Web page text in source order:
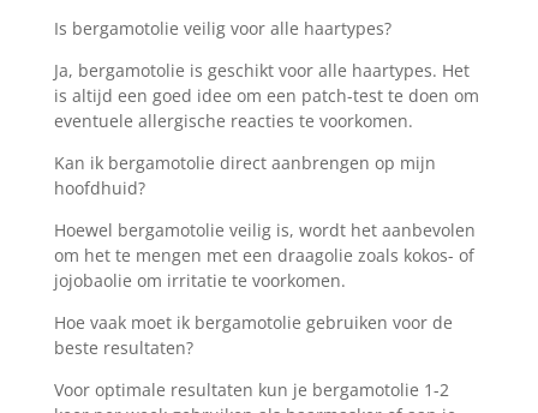
Is bergamotolie veilig voor alle haartypes?
Ja, bergamotolie is geschikt voor alle haartypes. Het
is altijd een goed idee om een patch-test te doen om
eventuele allergische reacties te voorkomen.
Kan ik bergamotolie direct aanbrengen op mijn
hoofdhuid?
Hoewel bergamotolie veilig is, wordt het aanbevolen
om het te mengen met een draagolie zoals kokos- of
jojobaolie om irritatie te voorkomen.
Hoe vaak moet ik bergamotolie gebruiken voor de
beste resultaten?
Voor optimale resultaten kun je bergamotolie 1-2